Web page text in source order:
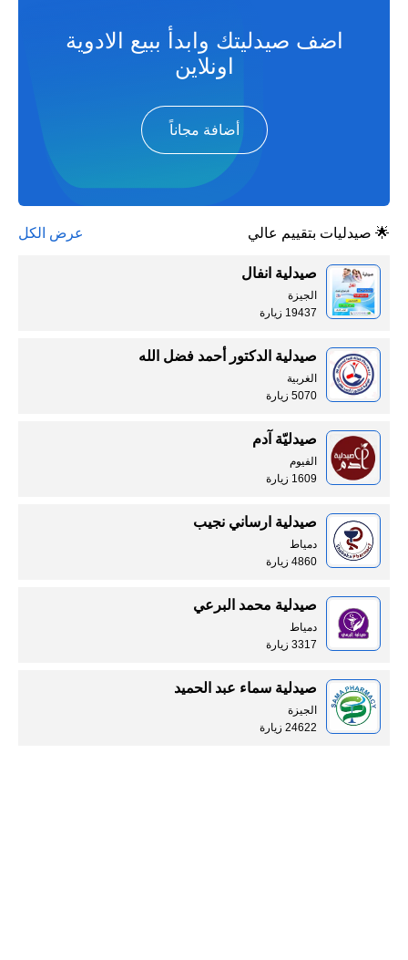
اضف صيدليتك وابدأ ببيع الادوية
اونلاين
أضافة مجاناً
🌟 صيدليات بتقييم عالي عرض الكل
صيدلية انفال
الجيزة
19437 زيارة
صيدلية الدكتور أحمد فضل الله
الغربية
5070 زيارة
صيدليّة آدم
الفيوم
1609 زيارة
صيدلية ارساني نجيب
دمياط
4860 زيارة
صيدلية محمد البرعي
دمياط
3317 زيارة
صيدلية سماء عبد الحميد
الجيزة
24622 زيارة